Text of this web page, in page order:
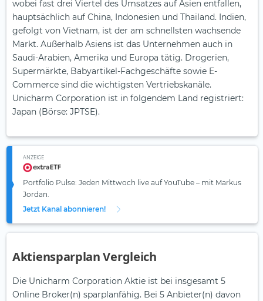
wobei fast drei Viertel des Umsatzes auf Asien entfallen,
hauptsächlich auf China, Indonesien und Thailand. Indien,
gefolgt von Vietnam, ist der am schnellsten wachsende
Markt. Außerhalb Asiens ist das Unternehmen auch in
Saudi-Arabien, Amerika und Europa tätig. Drogerien,
Supermärkte, Babyartikel-Fachgeschäfte sowie E-
Commerce sind die wichtigsten Vertriebskanäle.
Unicharm Corporation ist in folgendem Land registriert:
Japan (Börse: JPTSE).
ANZEIGE
Portfolio Pulse: Jeden Mittwoch live auf YouTube – mit Markus
Jordan.
Jetzt Kanal abonnieren!
Aktiensparplan Vergleich
Die Unicharm Corporation Aktie ist bei insgesamt 5
Online Broker(n) sparplanfähig. Bei 5 Anbieter(n) davon